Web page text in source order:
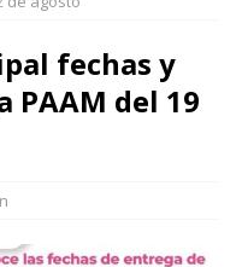
fechas y
PAAM del 19